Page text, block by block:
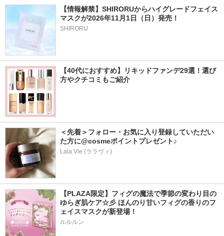
【情報解禁】SHIRORUからハイグレードフェイス
マスクが2026年11月1日（日）発売！
SHIRORU
【40代におすすめ】リキッドファンデ29選！選び
方やクチコミもご紹介
＜先着＞フォロー・お気に入り登録していただい
た方に@cosmeポイントプレゼント♪
Lala Vie (ララヴィ)
【PLAZA限定】フィグの魔法で季節の変わり目の
ゆらぎ肌ケア☆彡 ほんのり甘いフィグの香りのフ
ェイスマスクが新登場！
ルルルン